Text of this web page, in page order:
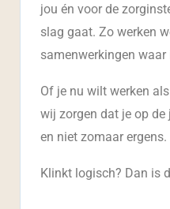
jou én voor de
slag gaat. Zo werken
samenwerkingen waar
Of je nu wilt werken
wij zorgen dat je op
en niet zomaar ergens.
Klinkt logisch? Dan is